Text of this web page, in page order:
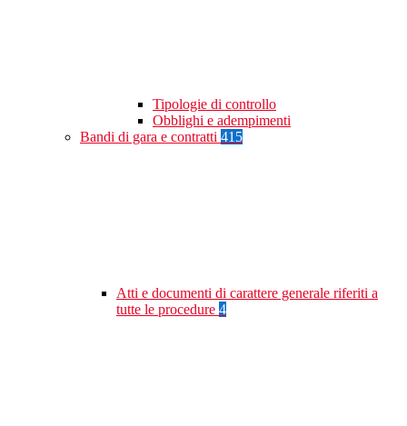
Tipologie di controllo
Obblighi e adempimenti
Bandi di gara e contratti 415
Atti e documenti di carattere generale riferiti a
tutte le procedure 4